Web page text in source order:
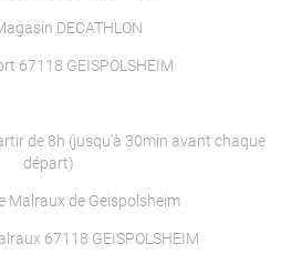
DECATHLON
67118 GEISPOLSHEIM
de 8h (jusqu'à 30min avant chaque
départ)
Malraux de Geispolsheim
67118 GEISPOLSHEIM